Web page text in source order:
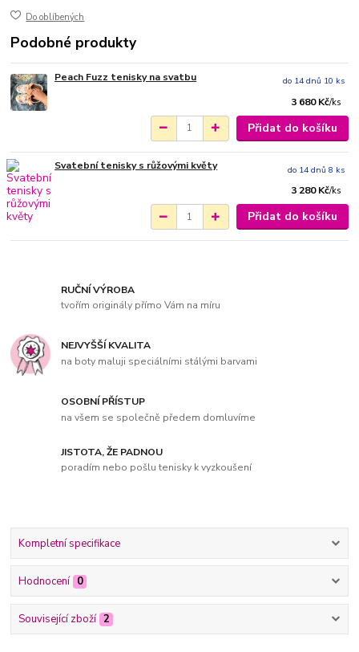
Do oblíbených
Podobné produkty
Peach Fuzz tenisky na svatbu
3 680 Kč/ks
do 14 dnů 10 ks
Přidat do košíku
Svatební tenisky s růžovými květy
3 280 Kč/ks
do 14 dnů 8 ks
Přidat do košíku
RUČNÍ VÝROBA
tvořím originály přímo Vám na míru
NEJVYŠŠÍ KVALITA
na boty maluji speciálními stálými barvami
OSOBNÍ PŘÍSTUP
na všem se společně předem domluvíme
JISTOTA, ŽE PADNOU
poradím nebo pošlu tenisky k vyzkoušení
Kompletní specifikace
Hodnocení 0
Související zboží 2